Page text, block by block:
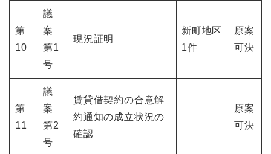
第
10
議
案
第1
号
現況証明
新町地区
1件
原案
可決
第
11
議
案
第2
号
賃貸借契約の合意解
約通知の成立状況の
確認
原案
可決